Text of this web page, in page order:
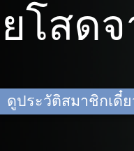
โสด
ดูประวัติสมาชิกเดี๋